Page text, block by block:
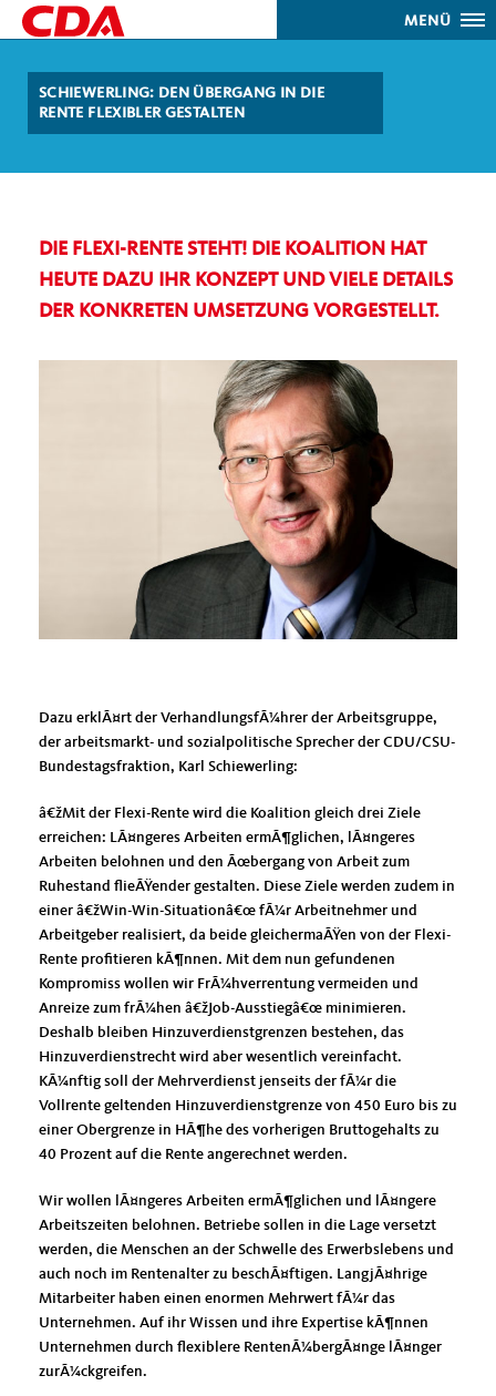
MENÜ
SCHIEWERLING: DEN ÜBERGANG IN DIE
RENTE FLEXIBLER GESTALTEN
DIE FLEXI-RENTE STEHT! DIE KOALITION HAT
HEUTE DAZU IHR KONZEPT UND VIELE DETAILS
DER KONKRETEN UMSETZUNG VORGESTELLT.
Dazu erklÃ¤rt der VerhandlungsfÃ¼hrer der Arbeitsgruppe,
der arbeitsmarkt- und sozialpolitische Sprecher der CDU/CSU-
Bundestagsfraktion, Karl Schiewerling:
žMit der Flexi-Rente wird die Koalition gleich drei Ziele
erreichen: LÃ¤ngeres Arbeiten ermÃ¶glichen, lÃ¤ngeres
Arbeiten belohnen und den Ãœbergang von Arbeit zum
Ruhestand flieÃŸender gestalten. Diese Ziele werden zudem in
einer â€žWin-Win-Situationâ€œ fÃ¼r Arbeitnehmer und
Arbeitgeber realisiert, da beide gleichermaÃŸen von der Flexi-
Rente profitieren kÃ¶nnen. Mit dem nun gefundenen
Kompromiss wollen wir FrÃ¼hverrentung vermeiden und
Anreize zum frÃ¼hen â€žJob-Ausstiegâ€œ minimieren.
Deshalb bleiben Hinzuverdienstgrenzen bestehen, das
Hinzuverdienstrecht wird aber wesentlich vereinfacht.
KÃ¼nftig soll der Mehrverdienst jenseits der fÃ¼r die
Vollrente geltenden Hinzuverdienstgrenze von 450 Euro bis zu
einer Obergrenze in HÃ¶he des vorherigen Bruttogehalts zu
40 Prozent auf die Rente angerechnet werden.
Wir wollen lÃ¤ngeres Arbeiten ermÃ¶glichen und lÃ¤ngere
Arbeitszeiten belohnen. Betriebe sollen in die Lage versetzt
werden, die Menschen an der Schwelle des Erwerbslebens und
auch noch im Rentenalter zu beschÃ¤ftigen. LangjÃ¤hrige
Mitarbeiter haben einen enormen Mehrwert fÃ¼r das
Unternehmen. Auf ihr Wissen und ihre Expertise kÃ¶nnen
Unternehmen durch flexiblere RentenÃ¼bergÃ¤nge lÃ¤nger
zurÃ¼ckgreifen.